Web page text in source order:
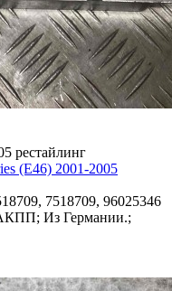
рестайлинг
(E46) 2001-2005
7518709, 96025346
Из Германии.;